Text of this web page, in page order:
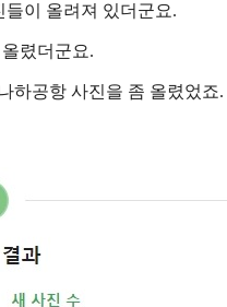
이 올려져 있더군요.
렸더군요.
하공항 사진을 좀 올렸었죠.